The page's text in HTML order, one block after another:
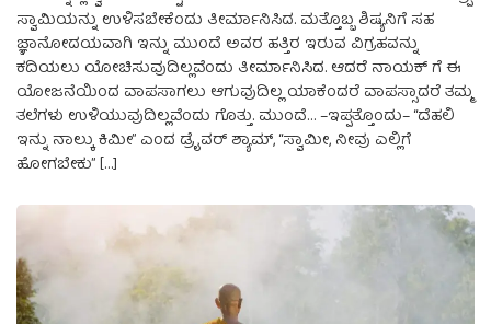
ಸ್ವಾಮಿಯನ್ನು ಉಳಿಸಬೇಕೆಂದು ತೀರ್ಮಾನಿಸಿದ. ಮತ್ತೊಬ್ಬ ಶಿಷ್ಯನಿಗೆ ಸಹ
ಜ್ಞಾನೋದಯವಾಗಿ ಇನ್ನು ಮುಂದೆ ಅವರ ಹತ್ತಿರ ಇರುವ ವಿಗ್ರಹವನ್ನು
ಕದಿಯಲು ಯೋಚಿಸುವುದಿಲ್ಲವೆಂದು ತೀರ್ಮಾನಿಸಿದ. ಆದರೆ ನಾಯಕ್ ಗೆ ಈ
ಯೋಜನೆಯಿಂದ ವಾಪಸಾಗಲು ಆಗುವುದಿಲ್ಲ ಯಾಕೆಂದರೆ ವಾಪಸ್ಸಾದರೆ ತಮ್ಮ
ತಲೆಗಳು ಉಳಿಯುವುದಿಲ್ಲವೆಂದು ಗೊತ್ತು. ಮುಂದೆ… –ಇಪ್ಪತ್ತೊಂದು– “ದೆಹಲಿ
ಇನ್ನು ನಾಲ್ಕು ಕಿಮೀ” ಎಂದ ಡ್ರೈವರ್‌ ಶ್ಯಾಮ್‌, “ಸ್ವಾಮೀ, ನೀವು ಎಲ್ಲಿಗೆ
ಹೋಗಬೇಕು” […]